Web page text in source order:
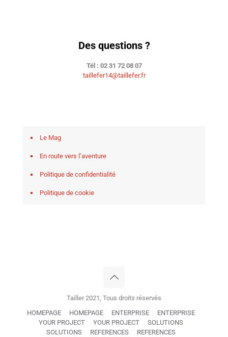
Des questions ?
Tél : 02 31 72 08 07
taillefer14@taillefer.fr
Le Mag
En route vers l’aventure
Politique de confidentialité
Politique de cookie
Tailler 2021, Tous droits réservés
HOMEPAGE
HOMEPAGE ENTERPRISE
ENTERPRISE
YOUR PROJECT
YOUR PROJECT
SOLUTIONS
SOLUTIONS
REFERENCES REFERENCES